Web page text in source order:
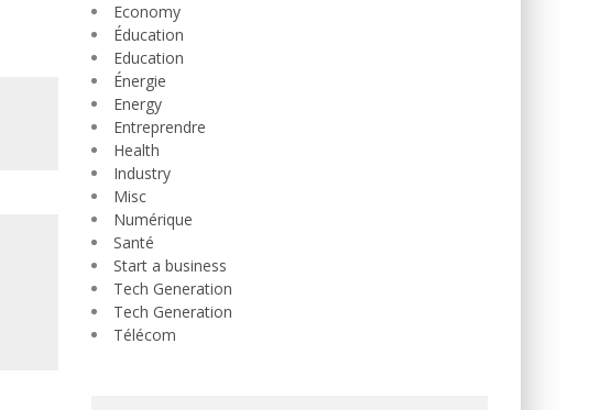
Economy
Éducation
Education
Énergie
Energy
Entreprendre
Health
Industry
Misc
Numérique
Santé
Start a business
Tech Generation
Tech Generation
Télécom